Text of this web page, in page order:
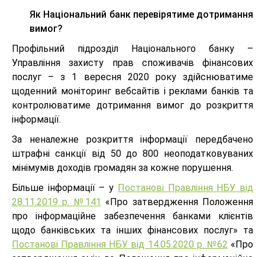
Як Національний банк перевірятиме дотримання
вимог?
Профільний підрозділ Національного банку –
Управління захисту прав споживачів фінансових
послуг – з 1 вересня 2020 року здійснюватиме
щоденний моніторинг вебсайтів і реклами банків та
контролюватиме дотримання вимог до розкриття
інформації.
За неналежне розкриття інформації передбачено
штрафні санкції від 50 до 800 неоподатковуваних
мінімумів доходів громадян за кожне порушення.
Більше інформації – у Постанові Правління НБУ від
28.11.2019 р. №141 «Про затвердження Положення
про інформаційне забезпечення банками клієнтів
щодо банківських та інших фінансових послуг» та
Постанові Правління НБУ від 14.05.2020 р. №62 «Про